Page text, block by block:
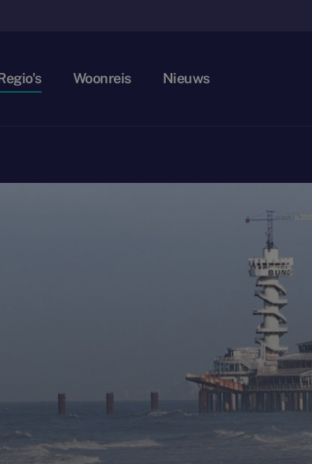
Woonreis Nieuws